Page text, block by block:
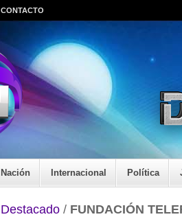
CONTACTO
Nación Internacional Política
Destacado / FUNDACIÓN